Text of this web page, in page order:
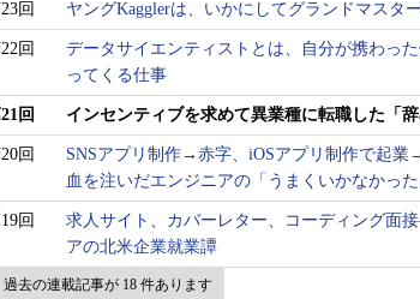
23 ヤングKagglerは、いかにしてグランドマスタ
22
データサイエンティストとは、自分が携わっ
ってくる仕事
21 インセンティブを求めて異業種に転職した「
20
SNSアプリ制作→赤字、iOSアプリ制作で起
血を注いだエンジニアの「うまくいかなかっ
19
求人サイト、カバーレター、コーディング面
アの北米企業就業譚
過去の連載記事が 18 件あります